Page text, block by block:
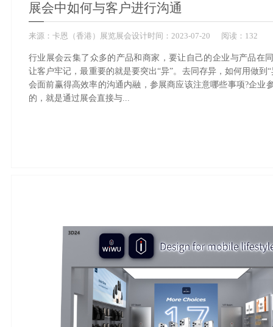
展会中如何与客户进行沟通
来源： 卡恩（香港）展览展会设计时间： 2023-07-20 阅读：132
行业展会云集了众多的产品和商家，要让自己的企业与产品在
让客户牢记，最重要的就是要突出“异”。去同存异，如何用做到
会面前赢得高效率的沟通内融，参展商应该注意哪些事项?企业
的，就是通过展会直接与...